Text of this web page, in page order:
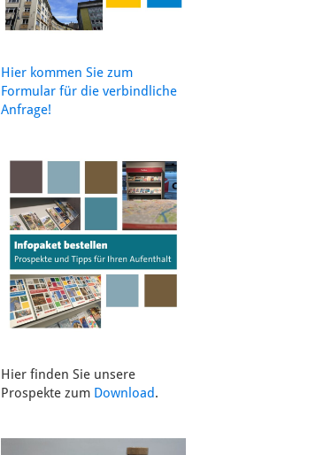
Hier kommen Sie zum
Formular für die verbindliche
Anfrage!
Hier finden Sie unsere
Prospekte zum Download.